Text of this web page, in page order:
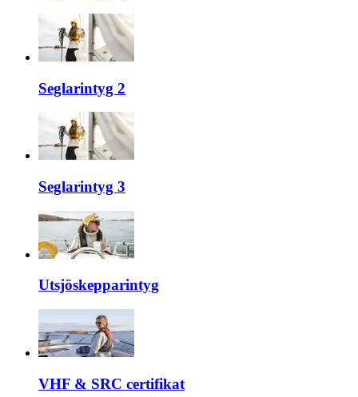
Seglarintyg 2
Seglarintyg 3
Utsjöskepparintyg
VHF & SRC certifikat